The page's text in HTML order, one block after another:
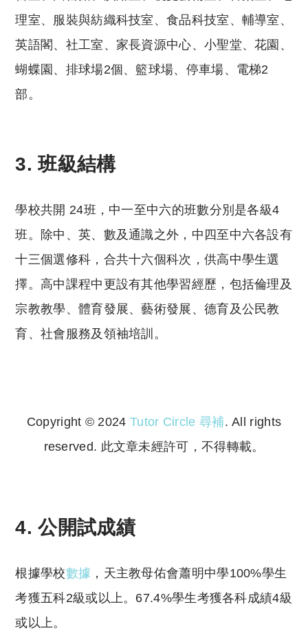
理室、服裝與紡織科技室、食品科技室、輔導室、
英語閣、社工室、家長資源中心、小聖堂、花園、
蝴蝶園、排球場2個、籃球場、停車場、電梯2
部。
3.班級結構
學校共開 24班，中一至中六的班數分別是各級4
班。除中、英、數及通識之外，中四至中六各設有
十三個選修科，合共十六個科次，供高中學生選
擇。高中課程中更設有其他學習經歷，包括倫理及
宗教教學、體育發展、藝術發展、德育及公民教
育、社會服務及領袖培訓。
Copyright © 2024 Tutor Circle 尋補. All rights
reserved. 此文章未經許可，不得轉載。
4.公開試成績
根據學校數據 ，天主教母佑會蕭明中學100%學生
考獲五科2級或以上。67.4%學生考獲各科成績4級
或以上。